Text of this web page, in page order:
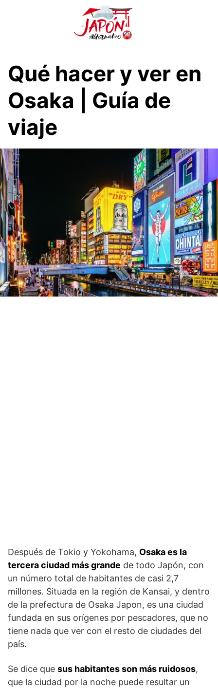
e
n
i
d
o
Qué hacer y ver en
Osaka | Guía de
viaje
Después de Tokio y Yokohama, Osaka es la
tercera ciudad más grande de todo Japón, con
un número total de habitantes de casi 2,7
millones. Situada en la región de Kansai, y dentro
de la prefectura de Osaka Japon, es una ciudad
fundada en sus orígenes por pescadores, que no
tiene nada que ver con el resto de ciudades del
país.
Se dice que sus habitantes son más ruidosos,
que la ciudad por la noche puede resultar un